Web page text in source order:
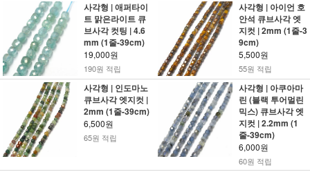
사각형 | 애퍼타이
트 맑은라이트 큐
브사각 컷팅 | 4.6
mm (1줄-39cm)
19,000원
190원 적립
사각형 | 아이언 호
안석 큐브사각 엣
지컷 | 2mm (1줄-3
9cm)
5,500원
55원 적립
사각형 | 인도마노
큐브사각 엣지컷 |
2mm (1줄-39cm)
6,500원
65원 적립
사각형 | 아쿠아마
린 (블랙 투어멀린
믹스) 큐브사각 엣
지컷 | 2.2mm (1
줄-39cm)
6,000원
60원 적립